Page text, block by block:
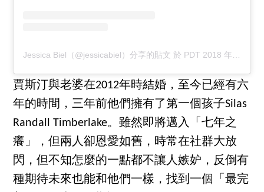
Jessica Biel（@jessicabiel）分享的貼文 於 PDT 2018 年 9月 月 4 日 下午 3:30
賈斯汀與老婆在2012年時結婚，至今已經有六
年的時間，三年前他們擁有了第一個孩子Silas
Randall Timberlake。雖然即將邁入「七年之
癢」，但兩人卻恩愛如舊，時常在社群大放
閃，但不知怎麼的一點都不讓人嫉妒，反倒有
種期待未來也能和他們一樣，找到一個「最完